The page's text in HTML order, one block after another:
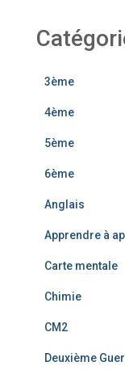
3ème
4ème
5ème
6ème
Anglais
Apprendre à
Carte mentale
Chimie
CM2
Deuxième